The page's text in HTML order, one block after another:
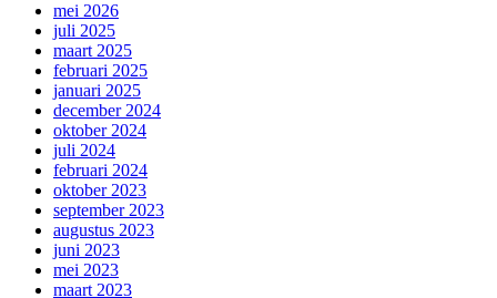
mei 2026
juli 2025
maart 2025
februari 2025
januari 2025
december 2024
oktober 2024
juli 2024
februari 2024
oktober 2023
september 2023
augustus 2023
juni 2023
mei 2023
maart 2023